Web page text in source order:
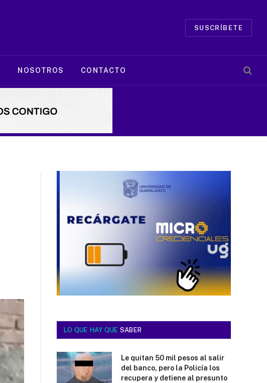
SUSCRÍBETE
NOSOTROS CONTACTO
LO QUE HAY QUE SABER
Le quitan 50 mil pesos al salir
del banco, pero la Policía los
recupera y detiene al presunto